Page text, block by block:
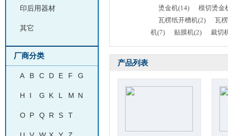
印后用器材
其它
厂商分类
A B C D E F G
H I G K L M N
O P Q R S T
烫金机(14)
模切烫金
瓦楞纸开槽机(2)
瓦
机(7)
贴膜机(2) 裁切
产品列表